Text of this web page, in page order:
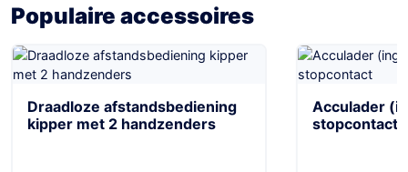
Populaire accessoires
Draadloze afstandsbediening
kipper met 2 handzenders
Acculader
stopcontact